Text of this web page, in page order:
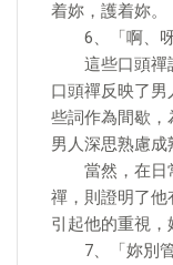
着妳，護着妳。
6、「啊、呀
這些口頭禪詞
口頭禪反映了
些詞作為間歇，
男人深思熟慮成
當然，在日常
禪，則證明了他
引起他的重視，
7、「妳別管